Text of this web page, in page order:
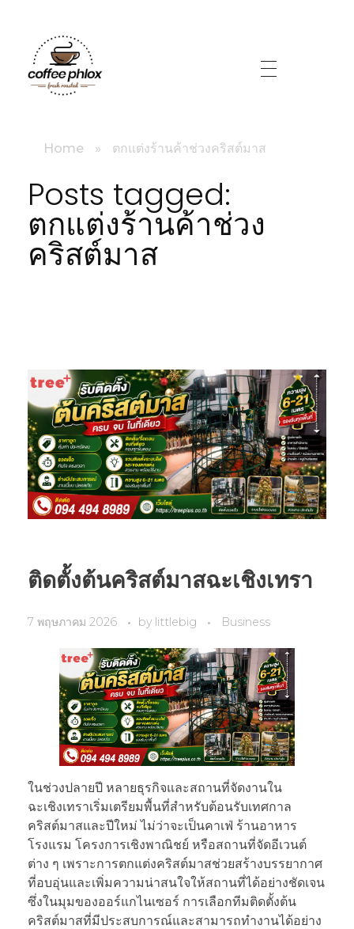
Home » ตกแต่งร้านค้าช่วงคริสต์มาส
Posts tagged:
ตกแต่งร้านค้าช่วง
คริสต์มาส
ติดตั้งต้นคริสต์มาสฉะเชิงเทรา
7 พฤษภาคม 2026 by littlebig Business
ในช่วงปลายปี หลายธุรกิจและสถานที่จัดงานใน
ฉะเชิงเทราเริ่มเตรียมพื้นที่สำหรับต้อนรับเทศกาล
คริสต์มาสและปีใหม่ ไม่ว่าจะเป็นคาเฟ่ ร้านอาหาร
โรงแรม โครงการเชิงพาณิชย์ หรือสถานที่จัดอีเวนต์
ต่าง ๆ เพราะการตกแต่งคริสต์มาสช่วยสร้างบรรยากาศ
ที่อบอุ่นและเพิ่มความน่าสนใจให้สถานที่ได้อย่างชัดเจน
ซึ่งในมุมของออร์แกไนเซอร์ การเลือกทีมติดตั้งต้น
คริสต์มาสที่มีประสบการณ์และสามารถทำงานได้อย่าง